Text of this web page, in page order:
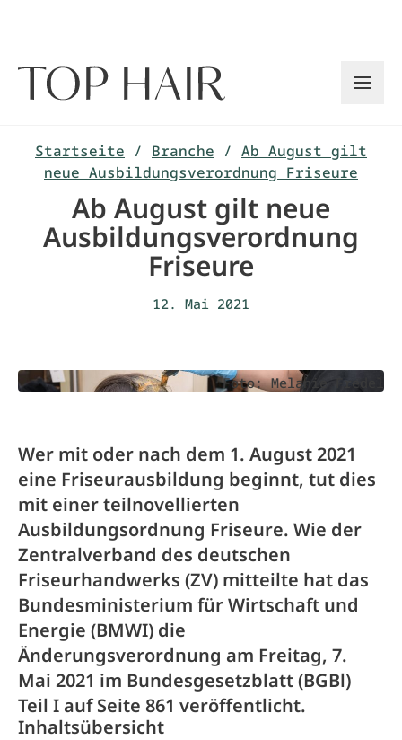
Startseite / Branche / Ab August gilt
neue Ausbildungsverordnung Friseure
Ab August gilt neue
Ausbildungsverordnung
Friseure
12. Mai 2021
Foto: Melanie Fredel
Wer mit oder nach dem 1. August 2021
eine Friseurausbildung beginnt, tut dies
mit einer teilnovellierten
Ausbildungsordnung Friseure. Wie der
Zentralverband des deutschen
Friseurhandwerks (ZV) mitteilte hat das
Bundesministerium für Wirtschaft und
Energie (BMWI) die
Änderungsverordnung am Freitag, 7.
Mai 2021 im Bundesgesetzblatt (BGBl)
Teil I auf Seite 861 veröffentlicht.
Inhaltsübersicht